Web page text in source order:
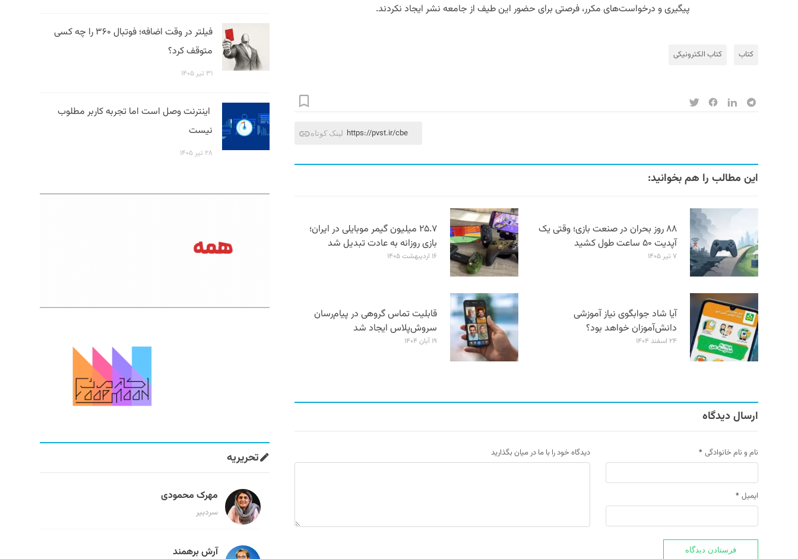
پیگیری و درخواست‌های مکرر، فرصتی برای حضور این طیف از جامعه نشر ایجاد نکردند.
کتاب کتاب الکترونیکی
لینک کوتاه https://pvst.ir/cbe
این مطالب را هم بخوانید:
۸۸ روز بحران در صنعت بازی؛ وقتی یک
آپدیت ۵۰ ساعت طول کشید
۷ تیر ۱۴۰۵
۲۵.۷ میلیون گیمر موبایلی در ایران؛
بازی روزانه به عادت تبدیل شد
۱۶ اردیبهشت ۱۴۰۵
آیا شاد جوابگوی نیاز آموزشی
دانش‌آموزان خواهد بود؟
۲۴ اسفند ۱۴۰۴
قابلیت تماس گروهی در پیام‌رسان
سروش‌پلاس ایجاد شد
۱۹ آبان ۱۴۰۴
ارسال دیدگاه
نام و نام خانوادگی *
ایمیل *
دیدگاه خود را با ما در میان بگذارید
فیلتر در وقت اضافه؛ فوتبال ۳۶۰ را چه کسی
متوقف کرد؟
۳۱ تیر ۱۴۰۵
اینترنت وصل است اما تجربه کاربر مطلوب
نیست
۲۸ تیر ۱۴۰۵
تحریریه
مهرک محمودی
سردبیر
آرش برهمند